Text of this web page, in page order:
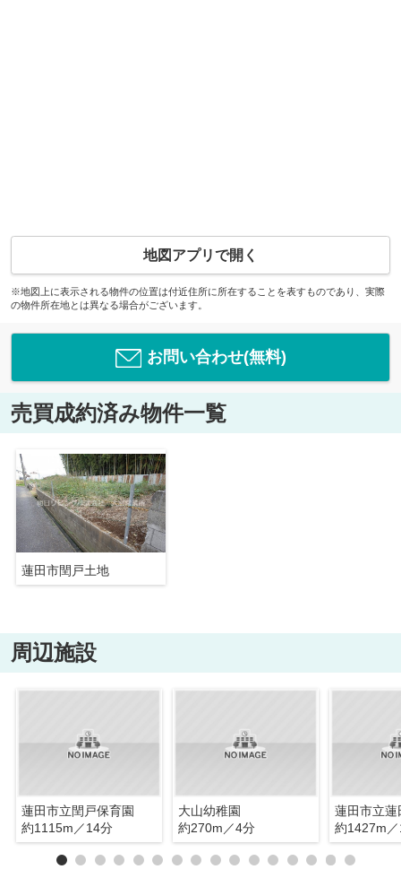
地図アプリで開く
※地図上に表示される物件の位置は付近住所に所在することを表すものであり、実際
の物件所在地とは異なる場合がございます。
お問い合わせ(無料)
売買成約済み物件一覧
蓮田市閏戸土地
周辺施設
蓮田市立閏戸保育園
約1115m／14分
大山幼稚園
約270m／4分
蓮田市立蓮
約1427m